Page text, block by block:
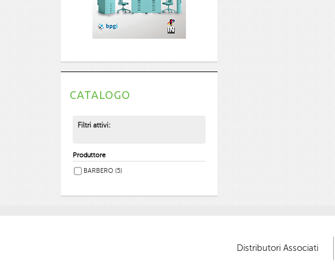
CATALOGO
Filtri attivi:
Produttore
BARBERO (5)
Distributori Associati